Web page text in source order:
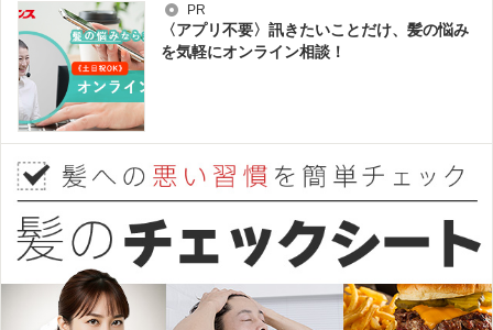
PR
〈アプリ不要〉訊きたいことだけ、髪の悩み
を気軽にオンライン相談！